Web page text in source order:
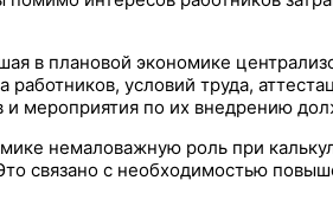
в плановой экономике
работников, условий труда,
мероприятия по их внедрению
немаловажную роль при
связано с необходимостью